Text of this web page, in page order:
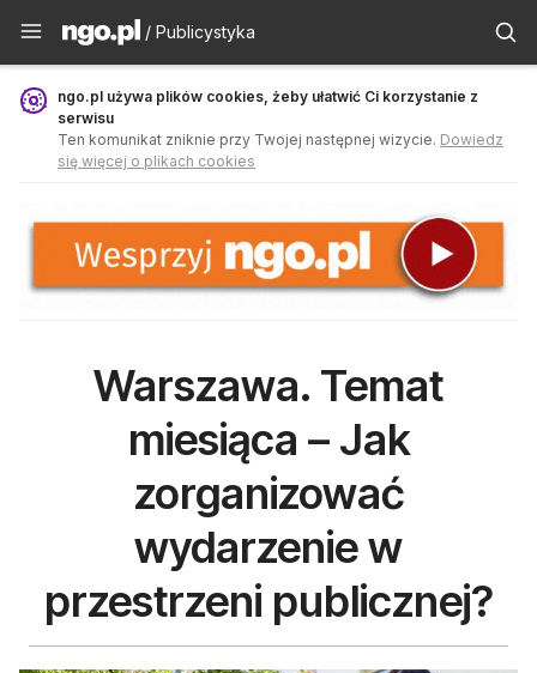
Publicystyka - ngo.pl
/ Publicystyka
ngo.pl używa plików cookies, żeby ułatwić Ci korzystanie z
serwisu
Ten komunikat zniknie przy Twojej następnej wizycie. Dowiedz
się więcej o plikach cookies
Warszawa. Temat
miesiąca – Jak
zorganizować
wydarzenie w
przestrzeni publicznej?